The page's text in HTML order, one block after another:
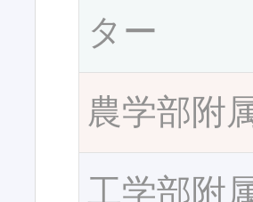
ター
農学部附
工学部附